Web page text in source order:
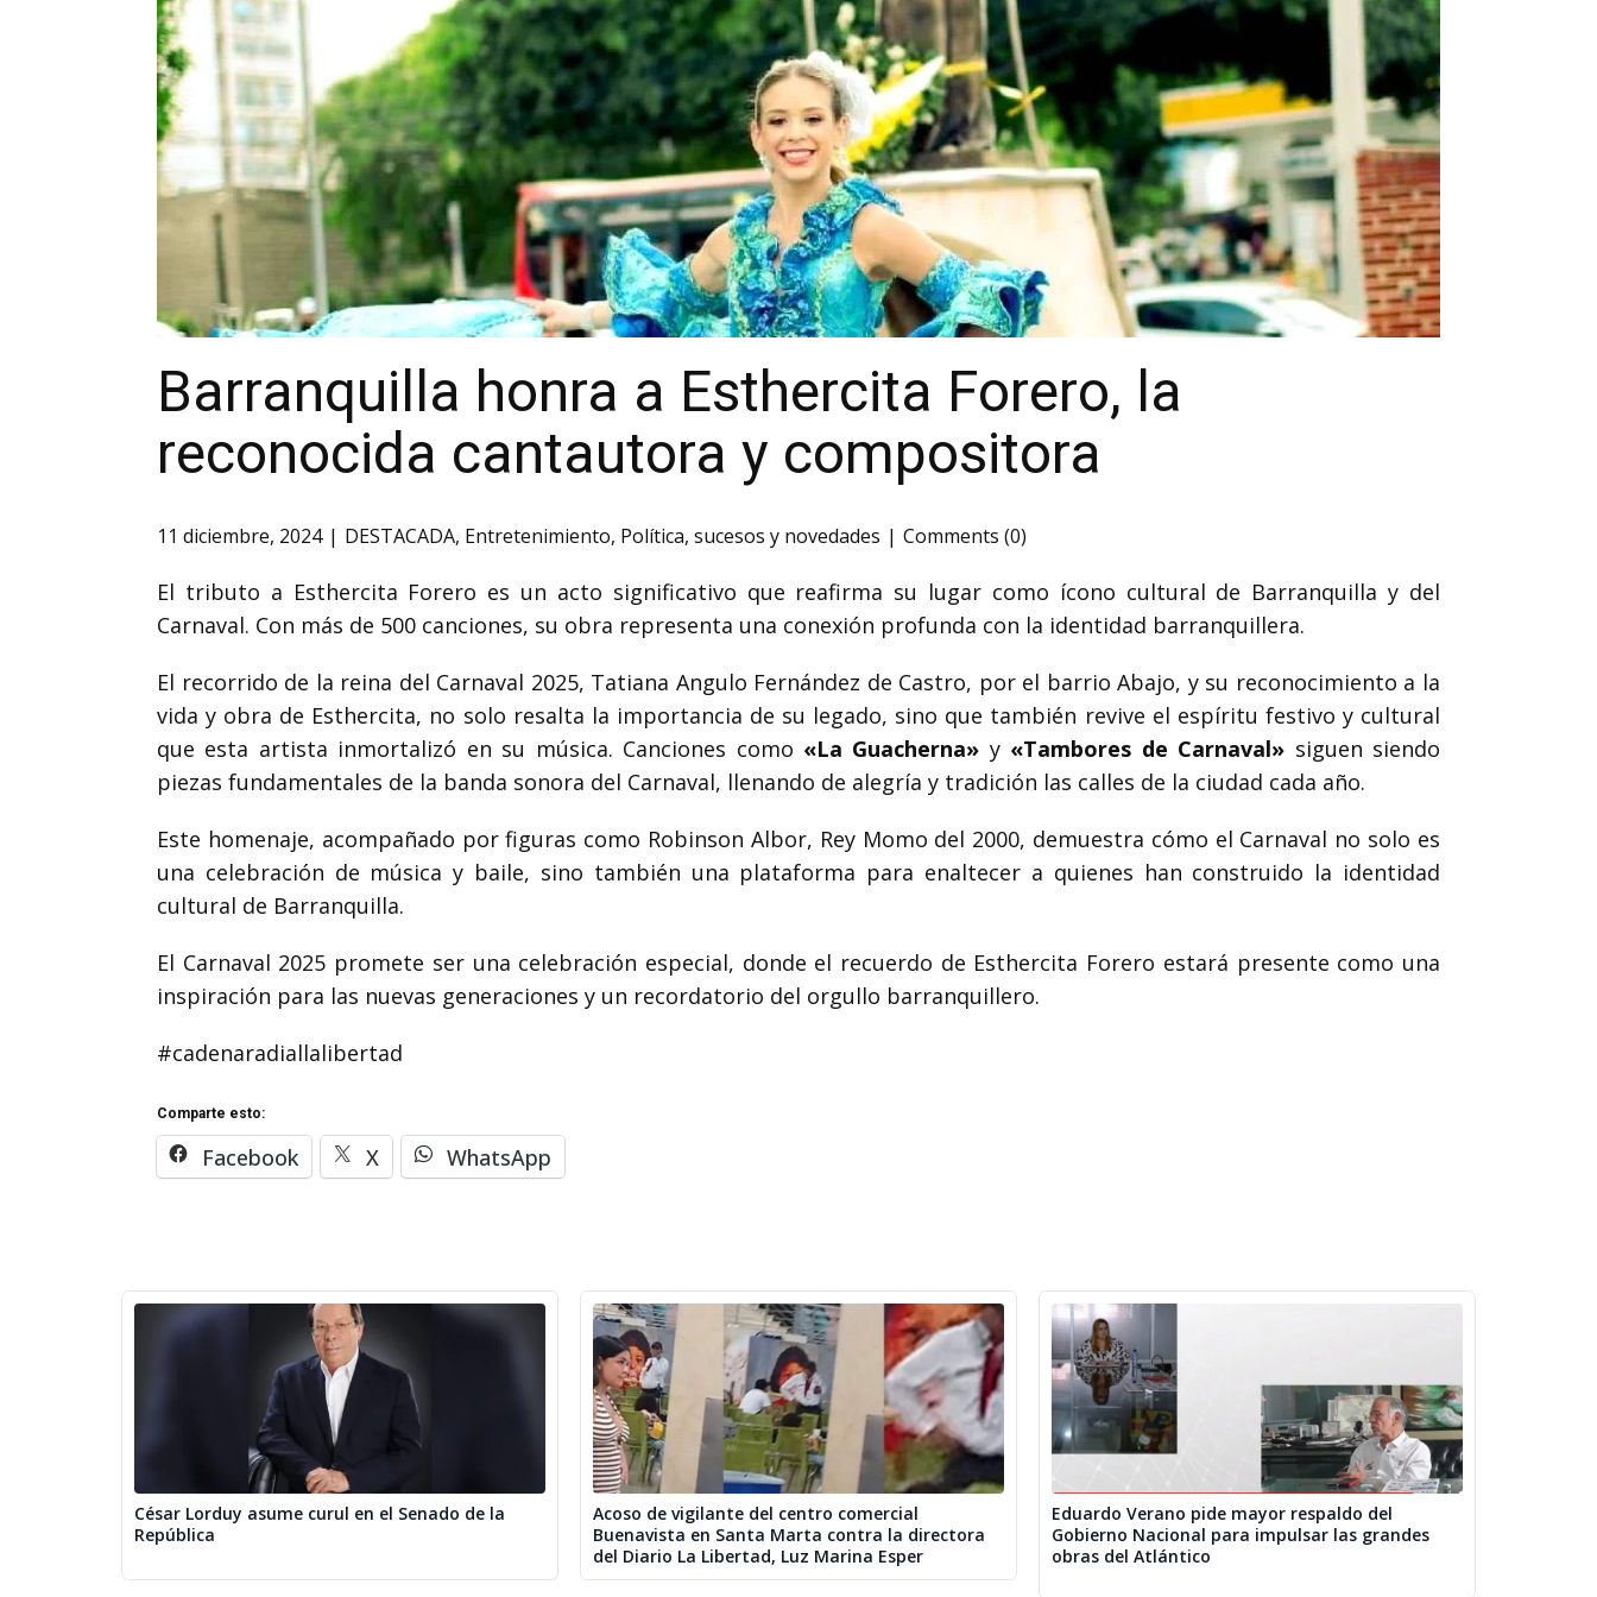
Barranquilla honra a Esthercita Forero, la
reconocida cantautora y compositora
11 diciembre, 2024 DESTACADA, Entretenimiento, Política, sucesos y novedades Comments (0)
El tributo a Esthercita Forero es un acto significativo que reafirma su lugar como ícono cultural de Barranquilla y del
Carnaval. Con más de 500 canciones, su obra representa una conexión profunda con la identidad barranquillera.
El recorrido de la reina del Carnaval 2025, Tatiana Angulo Fernández de Castro, por el barrio Abajo, y su reconocimiento a la
vida y obra de Esthercita, no solo resalta la importancia de su legado, sino que también revive el espíritu festivo y cultural
que esta artista inmortalizó en su música. Canciones como «La Guacherna» y «Tambores de Carnaval» siguen siendo
piezas fundamentales de la banda sonora del Carnaval, llenando de alegría y tradición las calles de la ciudad cada año.
Este homenaje, acompañado por figuras como Robinson Albor, Rey Momo del 2000, demuestra cómo el Carnaval no solo es
una celebración de música y baile, sino también una plataforma para enaltecer a quienes han construido la identidad
cultural de Barranquilla.
El Carnaval 2025 promete ser una celebración especial, donde el recuerdo de Esthercita Forero estará presente como una
inspiración para las nuevas generaciones y un recordatorio del orgullo barranquillero.
#cadenaradiallalibertad
Comparte esto:
Facebook X WhatsApp
César Lorduy asume curul en el Senado de la
República
Acoso de vigilante del centro comercial
Buenavista en Santa Marta contra la directora
del Diario La Libertad, Luz Marina Esper
Eduardo Verano pide mayor respaldo del
Gobierno Nacional para impulsar las grandes
obras del Atlántico